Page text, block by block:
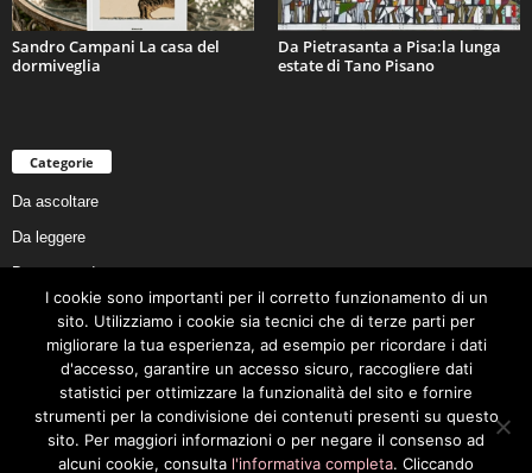
Sandro Campani La casa del
dormiveglia
Da Pietrasanta a Pisa:la lunga
estate di Tano Pisano
Categorie
Da ascoltare
Da leggere
Da non perdere
Da conoscere
Da preservare
Da vivere
Cookie Policy
I cookie sono importanti per il corretto funzionamento di un
sito. Utilizziamo i cookie sia tecnici che di terze parti per
migliorare la tua esperienza, ad esempio per ricordare i dati
d'accesso, garantire un accesso sicuro, raccogliere dati
statistici per ottimizzare la funzionalità del sito e fornire
strumenti per la condivisione dei contenuti presenti su questo
sito. Per maggiori informazioni o per negare il consenso ad
alcuni cookie, consulta l'informativa completa. Cliccando